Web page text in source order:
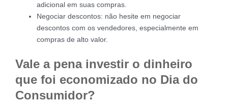
adicional em suas compras.
Negociar descontos: não hesite em negociar
descontos com os vendedores, especialmente em
compras de alto valor.
Vale a pena investir o dinheiro
que foi economizado no Dia do
Consumidor?